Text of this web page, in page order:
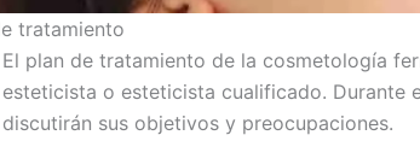
tratamiento
El plan de tratamiento de la cosmetología
esteticista o esteticista cualificado. Durante
discutirán sus objetivos y preocupaciones.